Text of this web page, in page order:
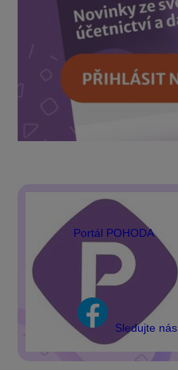
Portál POHODA
Sledujte nás